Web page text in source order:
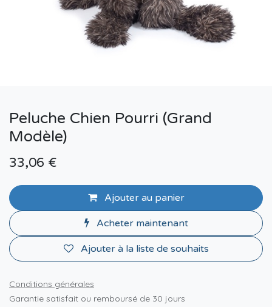
Peluche Chien Pourri (Grand
Modèle)
33,06 €
Ajouter au panier
Acheter maintenant
Ajouter à la liste de souhaits
Conditions générales
Garantie satisfait ou remboursé de 30 jours